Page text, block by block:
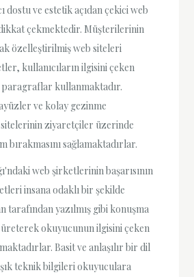
dostu ve estetik açıdan çekici web
çekmektedir. Müşterilerinin
özelleştirilmiş web siteleri
kullanıcıların ilgisini çeken
paragraflar kullanmaktadır.
ve kolay gezinme
ziyaretçiler üzerinde
bırakmasını sağlamaktadırlar.
web şirketlerinin başarısının
insana odaklı bir şekilde
tarafından yazılmış gibi konuşma
okuyucunun ilgisini çeken
Basit ve anlaşılır bir dil
teknik bilgileri okuyuculara